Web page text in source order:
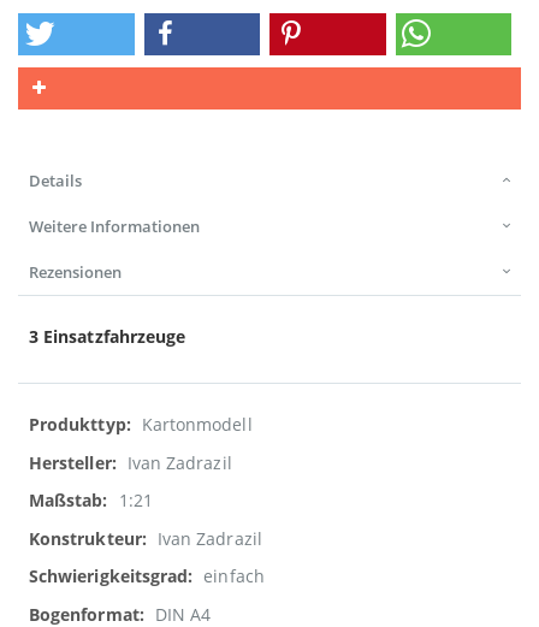
Details
Weitere Informationen
Rezensionen
3 Einsatzfahrzeuge
Weitere
Informationen
Kartonmodell
Ivan Zadrazil
1:21
Ivan Zadrazil
einfach
DIN A4